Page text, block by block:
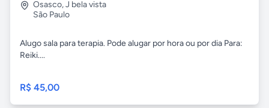
Osasco,J bela vista
São Paulo
Alugo sala para terapia. Pode alugar por hora ou por dia Para:
Reiki....
R$ 45,00